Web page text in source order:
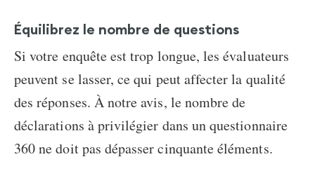
Équilibrez le nombre de questions
Si votre enquête est trop longue, les évaluateurs
peuvent se lasser, ce qui peut affecter la qualité
des réponses. À notre avis, le nombre de
déclarations à privilégier dans un questionnaire
360 ne doit pas dépasser cinquante éléments.